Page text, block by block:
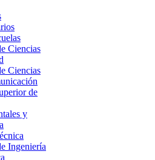
Ciencias
Ciencias
de
y
Ingeniería